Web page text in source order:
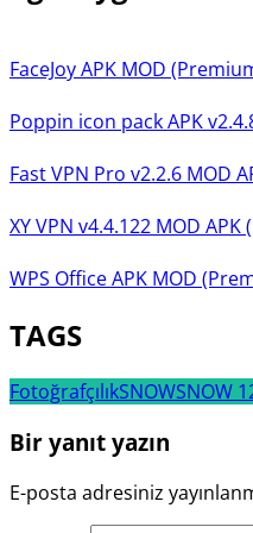
FaceJoy APK MOD
Poppin icon pack APK
Fast VPN Pro v2.2.6 MOD
XY VPN v4.4.122 MOD
WPS Office APK MOD
TAGS
FotoğrafçılıkSNOWSNOW
Bir yanıt yazın
E-posta adresiniz